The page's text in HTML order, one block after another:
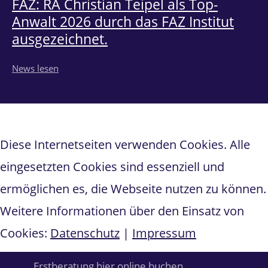
FAZ: RA Christian Teipel als Top-
Anwalt 2026 durch das FAZ Institut
ausgezeichnet.
News lesen
Diese Internetseiten verwenden Cookies. Alle
eingesetzten Cookies sind essenziell und
ermöglichen es, die Webseite nutzen zu können.
Weitere Informationen über den Einsatz von
Cookies: Datenschutz | Impressum